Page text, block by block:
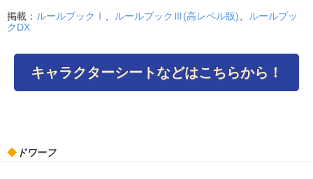
掲載： ルールブックⅠ ルールブックⅢ(高レベル版)
ルールブッ
クDX
キャラクターシートなどはこちらから！
◆ ドワーフ